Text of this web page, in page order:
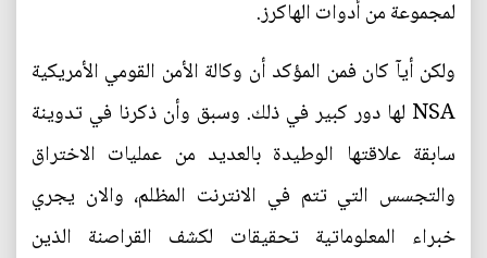
لمجموعة من أدوات الهاكرز.
ولكن أيآ كان فمن المؤكد أن وكالة الأمن القومي الأمريكية
NSA لها دور كبير في ذلك. وسبق وأن ذكرنا في تدوينة
سابقة علاقتها الوطيدة بالعديد من عمليات الاختراق
والتجسس التي تتم في الانترنت المظلم، والان يجري
خبراء المعلوماتية تحقيقات لكشف القراصنة الذين